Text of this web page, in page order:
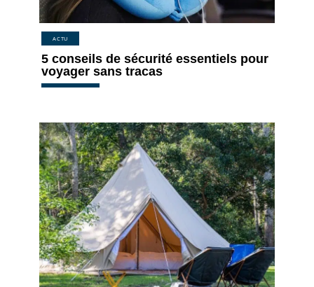
ACTU
5 conseils de sécurité essentiels pour
voyager sans tracas